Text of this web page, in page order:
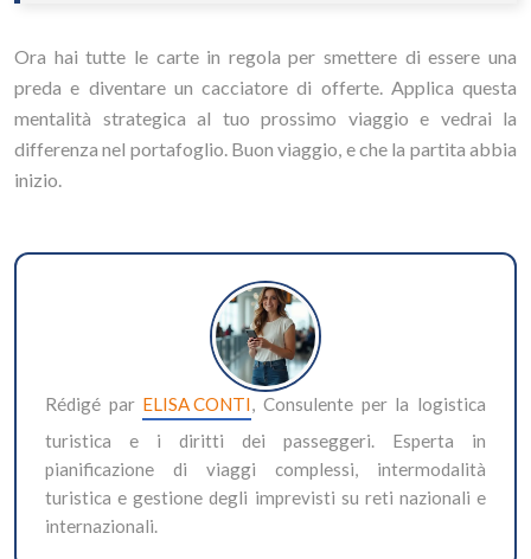
Ora hai tutte le carte in regola per smettere di essere una
preda e diventare un cacciatore di offerte. Applica questa
mentalità strategica al tuo prossimo viaggio e vedrai la
differenza nel portafoglio. Buon viaggio, e che la partita abbia
inizio.
Rédigé par ELISA CONTI, Consulente per la logistica
turistica e i diritti dei passeggeri. Esperta in
pianificazione di viaggi complessi, intermodalità
turistica e gestione degli imprevisti su reti nazionali e
internazionali.